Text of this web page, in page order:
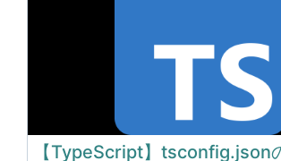
【TypeScript】tsconfig.json